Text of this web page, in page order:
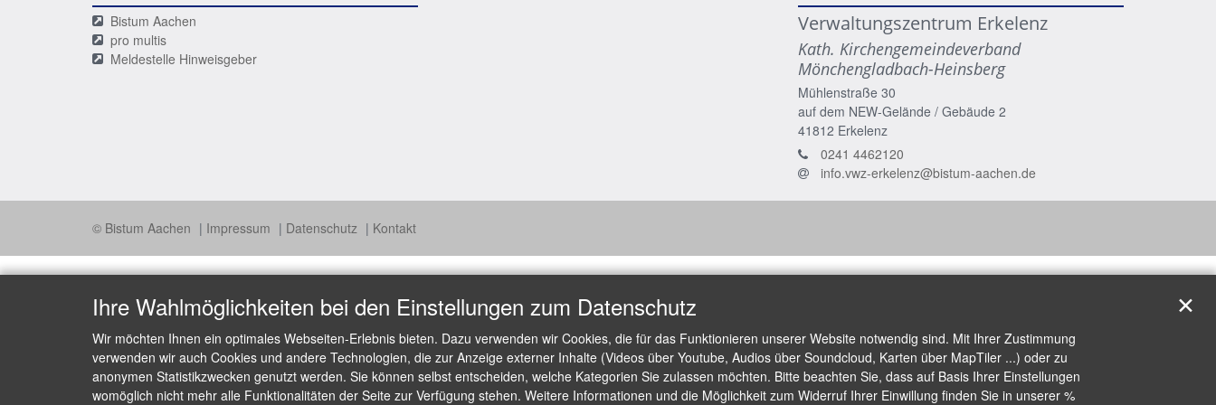
Bistum Aachen
pro multis
Meldestelle Hinweisgeber
Verwaltungszentrum Erkelenz
Kath. Kirchengemeindeverband
Mönchengladbach-Heinsberg
Mühlenstraße 30
auf dem NEW-Gelände / Gebäude 2
41812 Erkelenz
0241 4462120
info.vwz-erkelenz@bistum-aachen.de
© Bistum Aachen Impressum Datenschutz Kontakt
Ihre Wahlmöglichkeiten bei den Einstellungen zum Datenschutz
Wir möchten Ihnen ein optimales Webseiten-Erlebnis bieten. Dazu verwenden wir Cookies, die für das Funktionieren unserer Website notwendig sind. Mit Ihrer Zustimmung
verwenden wir auch Cookies und andere Technologien, die zur Anzeige externer Inhalte (Videos über Youtube, Audios über Soundcloud, Karten über MapTiler ...) oder zu
anonymen Statistikzwecken genutzt werden. Sie können selbst entscheiden, welche Kategorien Sie zulassen möchten. Bitte beachten Sie, dass auf Basis Ihrer Einstellungen
womöglich nicht mehr alle Funktionalitäten der Seite zur Verfügung stehen. Weitere Informationen und die Möglichkeit zum Widerruf Ihrer Einwillung finden Sie in unserer %
✕